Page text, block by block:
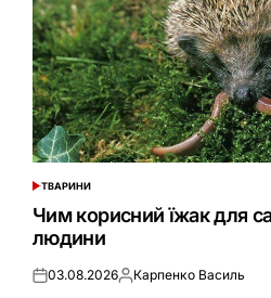
ОПУБЛІКУВАТИ
У
ТВАРИНИ
Чим корисний їжак для
людини
Оприлюднено
03.08.2026Опубліковано
Карпенко Василь